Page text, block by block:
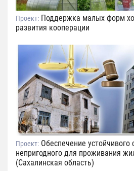
Проект: Поддержка малых форм
развития кооперации
Проект: Обеспечение устойчивого
непригодного для проживания
(Сахалинская область)